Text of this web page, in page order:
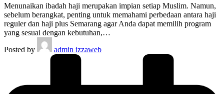
Menunaikan ibadah haji merupakan impian setiap Muslim. Namun,
sebelum berangkat, penting untuk memahami perbedaan antara haji
reguler dan haji plus Semarang agar Anda dapat memilih program
yang sesuai dengan kebutuhan,…
Posted by
admin izzaweb